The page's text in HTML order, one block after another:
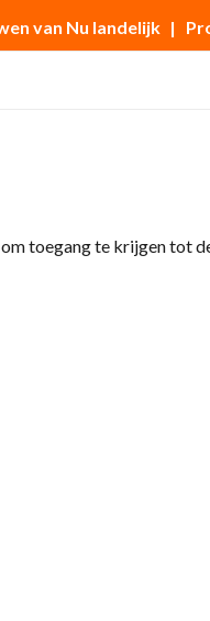
van Nu landelijk |
toegang te krijgen tot